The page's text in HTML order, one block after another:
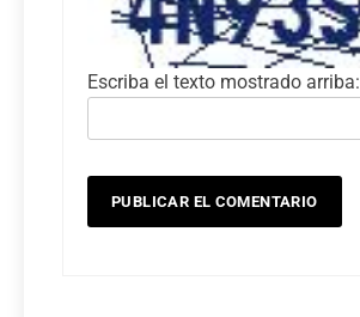
Escriba el texto mostrado arriba: